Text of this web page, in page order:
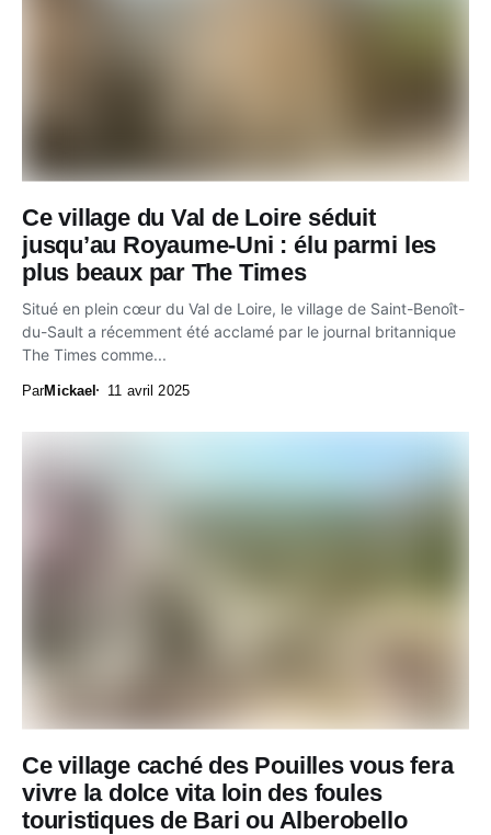
Ce village du Val de Loire séduit
jusqu’au Royaume-Uni : élu parmi les
plus beaux par The Times
Situé en plein cœur du Val de Loire, le village de Saint-Benoît-
du-Sault a récemment été acclamé par le journal britannique
The Times comme...
ParMickael 11 avril 2025
Ce village caché des Pouilles vous fera
vivre la dolce vita loin des foules
touristiques de Bari ou Alberobello